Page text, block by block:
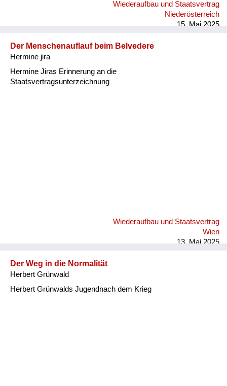
Wiederaufbau und Staatsvertrag
Niederösterreich
15. Mai 2025
Der Menschenauflauf beim Belvedere
Hermine jira
Hermine Jiras Erinnerung an die
Staatsvertragsunterzeichnung
Wiederaufbau und Staatsvertrag
Wien
13. Mai 2025
Der Weg in die Normalität
Herbert Grünwald
Herbert Grünwalds Jugendnach dem Krieg